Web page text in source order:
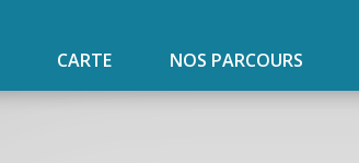
CARTE NOS PARCOURS